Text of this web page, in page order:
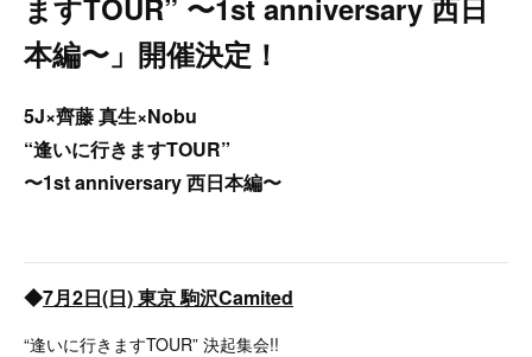
ますTOUR” 〜1st anniversary 西日
本編〜」開催決定！
5J×齊藤 真生×Nobu
“逢いに行きますTOUR”
〜1st anniversary 西日本編〜
◆7月2日(日) 東京 駒沢Camited
“逢いに行きますTOUR” 決起集会!!